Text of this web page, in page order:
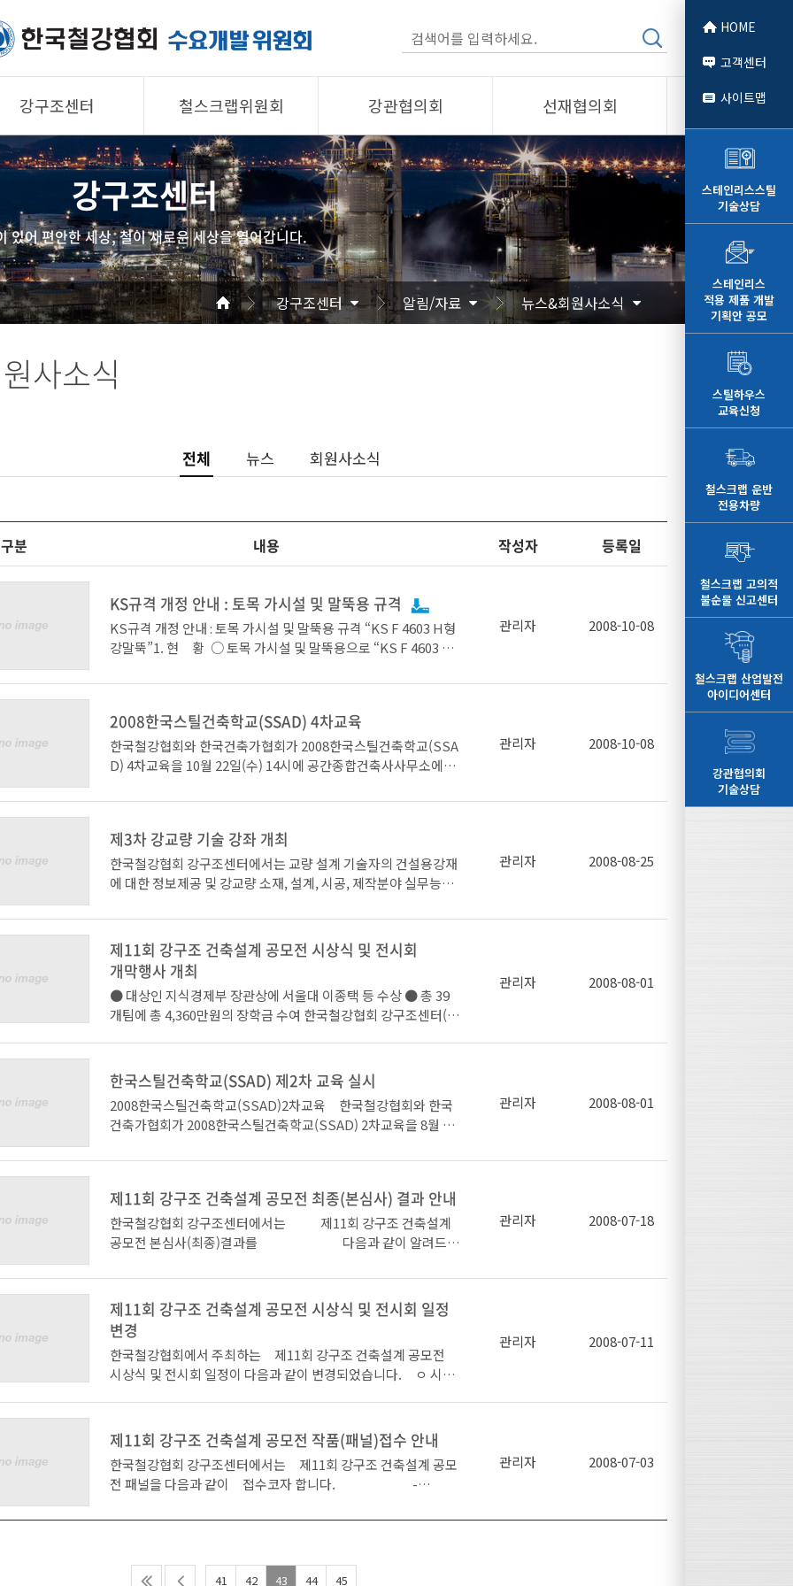
강구조센터
제품소개
강구조센터
알림/자료
사진/영상
철스크랩위원회
제품소개
회원사
철스크랩위원회
알림/자료
사진/영상
강관협의회
제품 소개
회원사
협의회 소개
공지/자료
기술자문
사진/영상
선재협의회
제품소개
회원사
선재협의회
알림/자료
사진/영상
강구조센터
있어 편안한 세상, 철이 새로운 세상을 열어갑니다.
강구조센터 알림/자료 뉴스&회원사소식
사소식
전체 뉴스 회원사소식
구분 내용 작성자 등록일
KS규격 개정 안내 : 토목 가시설 및 말뚝용 규격
KS규격 개정 안내 : 토목 가시설 및 말뚝용 규격 “KS F 4603 H형
강말뚝”1. 현 황 ○ 토목 가시설 및 말뚝용으로 “KS F 4603 H
H형강은 “KS F 4603의 H형강말뚝” 사용 규정 例) 가설공사
(2) H형강 엄지말뚝은 KS F 4603에 적합한 제품으로 설계
도면에 명시된 흙막이판을 걸치는데 필요한 치수를 가진 것이어
야 한다.2. 주요개정사항 ○ 적용범위 확대 “구조물의 기초”(를)
물”(로) ○ 표기변경 “SHK(=Steel H Kui)“(를) → “ SHP(=S
HP490W, CEQ≤0.40) ㆍ내구성 향상 : 충격치 보증 (20℃ 27J
oule) ㆍ내식성 개선 : Cu성분 함유 (0.20 이상) ㆍ고강도 도입
: SHP550W 강종 추가○ 규격확대 200×200, 250×250, 300
뚝 관련 기술문의 철강협회 강구조센터, 02) 559 - 3564 현대제
철 기술영업팀, 형강2팀 02) 772 – 2232, 2225 e-mail : dr.yoo
n@hyundai-steel.com
관리자 2008-10-08
2008한국스틸건축학교(SSAD) 4차교육
한국철강협회와 한국건축가협회가 2008한국스틸건축학교(SSA
D) 4차교육을 10월 22일(수) 14시에 공간종합건축사사무소에서
위해서 구조의 계획부터 시공, 마감까지의 세부과정을 건축설계
층 및 초고층 강구조 건축의 설계사례 분석’에 대해 (주)무영종합
건축사사무소의 오중희부사장의 강의와 ‘초고층강구조의 최신구
조설계 소고’에 관해서 (주)동양구조안전기술 정광량 대표님의 강
다.
ㅇ 주 제 : 강재를 이용한 건축물 설계의 최신동향
- 초고층 및 중저층 건축물을 위한 기본설계 및 기술요소를
중심으로
ㅇ 일 정 : 4차: 2008년 10월 22일(수) 14시 -공간종합건축사사무
ㅇ 주 최 : 한국철강협회
ㅇ 주 관 : 한국건축가협회
ㅇ 후 원 : 대한건축사협회, 한국건축구조기술사회, 포스코, 현대
제철
* 교육은 무료로 진행되며, 좌석이 한정되어 있는 관계로 사전등
록을 받사오니, 아래 첨부파일을 다운받아 신청서를 작성하시어 j
jaho@naver.com 또는 FAX.02-743-5363 으로 회신해주시기
바랍니다.
Tel)02-744-8050, Fax) 02-743-5363 / www.kia.or.kr
서울 강남구 역삼동 735-3 포스틸타워 19층 한국철강협회 강구
조센터
관리자 2008-10-08
제3차 강교량 기술 강좌 개최
한국철강협회 강구조센터에서는 교량 설계 기술자의 건설용강재
에 대한 정보제공 및 강교량 소재, 설계, 시공, 제작분야 실무능력
여바랍니다. - 다 음 - 가.
일 시 : 2008. 9. 23(화) 14:00 ~ 17:10 나. 장 소 : 포
스코센터 서관 4층 아트홀 다. 참석대상 : 설계, 제작 실무자 10
0명 내외 (* 참가비 무료) 라. 교육내용 ㅇ 14:00 ~ 15:0
0 - H형강을 이용한 중소형 교량의 응용기술(현대제철)
ㅇ 15:00 ~ 16:00 - 가설교량 신기술 적용 사례(우경
건설) ㅇ 16:00 ~ 16:10 - Coffee Break ㅇ
(삼표산업) * 주 최 : 한국철강협회 강구조센터 *
후 원 : 국토해양부 차세대시설물용신재료활용기술연구
단 대한토목학회, 한국강구조학회 * 협
찬 : 포스코, 현대제철 * 문의/접수 : 서울 강남구 역삼동 735-3
88 wootan20@naver.co
m www.steelcon.or.kr * 신청양
식 -----------------------------------------------------------
--- 소 속 : 성 명(직함) : 연락
관리자 2008-08-25
제11회 강구조 건축설계 공모전 시상식 및 전시회
개막행사 개최
● 대상인 지식경제부 장관상에 서울대 이종택 등 수상 ● 총 39
개팀에 총 4,360만원의 장학금 수여 한국철강협회 강구조센터(회
고 강재 활용 아이디어 발굴 및 강구조 분야의 인력확대를 위해 전
국 대학(원)생을 대상으로 실시한 강구조 건축설계 공모전의 시상
식 및 전시개막행사를 가졌다. 이번 공모전에서 영예의 대상인 지
식경제부 장관상에는 서울 대치동의 탄천과 양재천이 만나는 장
TOR(공중공동주거 계획안)"이 수상했다. 금상인 한국철강협회
회장상에는 서울 삼성동과 역삼동을 잇는 테헤란로에 다양한 커
뮤니티와 정원, 야외 데크를 만듦으로써 개성 있는 주거형태를 강
구조로 표현한 작품인 한양대 강이연 등 2명이 출품한 “THE CIT
“Eco Volume Housing(한강변 친환경 경관조성을 위한 강구조
공동주거 모델의 제안)”과, 인덕대학 도준오 등 3명이 출품한 “Ex
tending between human and nature(인간과 자연 상호간의
확장)"이 수상했다. 또한 동상에는 인하대 이형진 등 3명이 출품
한 “ECO - GENERATOR(친환경 에너지 자족형 주거)" 등 5점이,
장려상에는 부경대 전정인 등 3명이 출품한 “Flexible Expansio
선에는 국민대학교 김혜선 등 3명이 출품한 “공?동?체" 등 27점
이 선정되어 수상의 영예를 안았다. 이번 공모전은 1998년 이래 1
1번째로 개최된 행사로서, 공모주제는 『지속가능한 도시공동주
팀이 작품을 제출하였다. 제출된 작품은 전문심사위원 10인(계
점 등 총 39점을 선정하였다. 이번 공모전의 최고상인 대상 1팀에
관리자 2008-08-01
한국스틸건축학교(SSAD) 제2차 교육 실시
2008한국스틸건축학교(SSAD)2차교육 한국철강협회와 한국
건축가협회가 2008한국스틸건축학교(SSAD) 2차교육을 8월 21
경험과 실무강화 및 저변확대를 위해서 구조의 계획부터 시공, 마
했습니다. 2차교육에서는 ‘강재를 이용한 중저층 강구조 설계요
령’에 대해 건국대의 조종수교수의 강의와 ‘중저층 강구조의 접합
기술의 발전’에 관해서 한국기술교육대의 김상섭교수님의 강의
ㅇ 주 제 : 강재를 이용한 건축물 설계의 최신동향 - 초고층 및
중저층 건축물을 위한 기본설계 및 기술요소를 중심으로ㅇ
일 정 2차: 2008년 8월 21일(목) 14시 -간삼파트너스 3
차: 2008년 9월 23일(화) 14시 -희림종합건축사사무소 4차:
2008년 10월 22일(수) 14시 -공간종합건축사사무소ㅇ 주 최
: 한국철강협회 강구조센터 ㅇ 주 관 : 한국건축가협회ㅇ
은 무료로 진행되며, 좌석이 한정되어 있는 관계로 사전등록을
받사오니, 한국건축가협회 홈페이지(www.kia.or.kr )에 오셔
서 사전등록을 신청해주시기 바랍니다.* 문의 : 서울 종로구 동
숭동 예총회관 501호 한국건축가협회 Tel) 02-744-80
관리자 2008-08-01
제11회 강구조 건축설계 공모전 최종(본심사) 결과 안내
한국철강협회 강구조센터에서는 제11회 강구조 건축설계
공모전 본심사(최종)결과를 다음과 같이 알려드립
상1점/금상1점/은상2점/동상5점/장려상 3점/입선 27점--------
------------------------------------------------------------ *
대 상 (지식경제부 장관상) : 127(이종택) *
금 상 (한국철강협회 회장상) : 6(강이연) * 은
상 (한국강구조학회 회장상) : 47(김영수) (대
한건축학회 회장상) : 58(도준오) * 동 상 (강구
조센터 회장상) : 44(이형진) (현대제철 대
상) : 23(강인선) (고려제강 대표이사
상) : 30(정아름) (세아제강 대표이사
상) : 84(박소연) * 장려상 : 75(전정인), 106(유진희), 1
08(김건창) * 입 선 : 10(김영록),18(선동철),28(심우주),3
3(정성현),77(손기준),80(홍주희),82(권혁민),93(조종
관리자 2008-07-18
제11회 강구조 건축설계 공모전 시상식 및 전시회 일정
변경
한국철강협회에서 주최하는 제11회 강구조 건축설계 공모전
시상식 및 전시회 일정이 다음과 같이 변경되었습니다. ㅇ 시상
포스코센터 1층 로비 전국 건축관련학과 대학(원)생들의 많은
참여 및 관람바랍니다. 문의 : 한국철강협회 강구조센터 02-5
59-3564
관리자 2008-07-11
제11회 강구조 건축설계 공모전 작품(패널)접수 안내
한국철강협회 강구조센터에서는 제11회 강구조 건축설계 공모
전 패널을 다음과 같이 접수코자 합니다. -
간) 10:00 ~ 17:00 ㅇ 장 소 : 포스코센터 서관 4층 아트
널을 1매로 제작하지 말것 * 패널은 출력하여 우드락 또는 기
타 재료등에 반드시 부착하여 출할 것(출력물만 제출시 접
관리자 2008-07-03
41 42 43 44 45
HOME
고객센터
사이트맵
스테인리스스틸
기술상담
스테인리스
적용 제품 개발
기획안 공모
스틸하우스
교육신청
철스크랩 운반
전용차량
철스크랩 고의적
불순물 신고센터
철스크랩 산업발전
아이디어센터
강관협의회
기술상담